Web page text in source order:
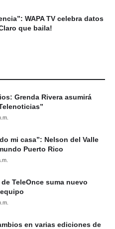
WAPA TV celebra datos
que baila!
Grenda Rivera asumirá
mi casa”: Nelson del Valle
Puerto Rico
TeleOnce suma nuevo
en varias ediciones de